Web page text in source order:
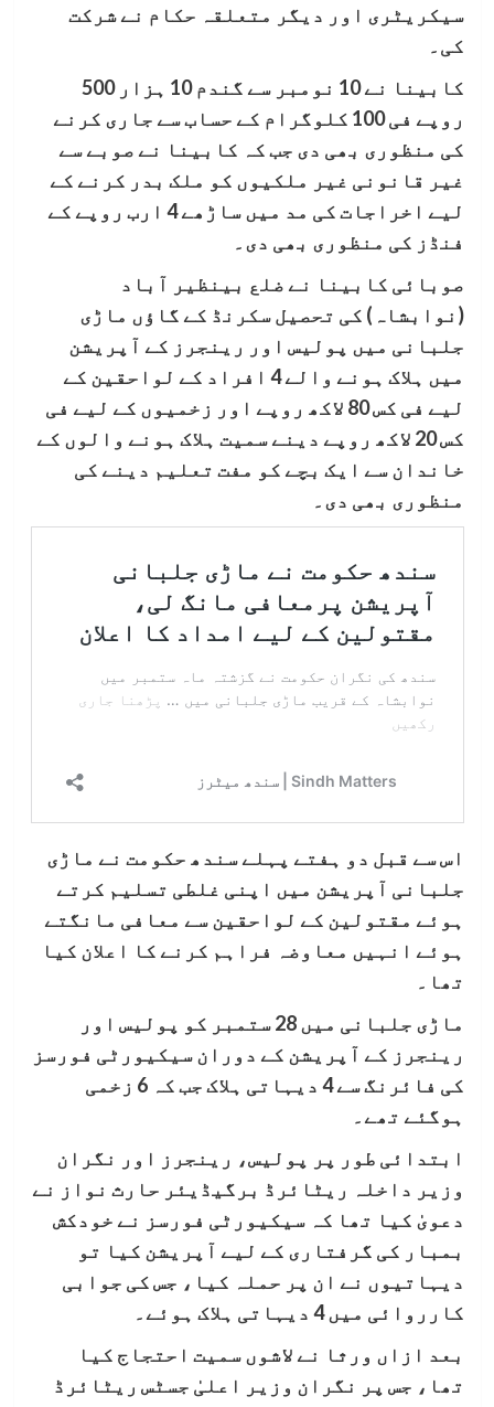
سیکریٹری اور دیگر متعلقہ حکام نے شرکت
کی۔
کابینا نے 10 نومبر سے گندم 10 ہزار 500
روپے فی 100 کلوگرام کے حساب سے جاری کرنے
کی منظوری بھی دی جب کہ کابینا نے صوبے سے
غیر قانونی غیر ملکیوں کو ملک بدر کرنے کے
لیے اخراجات کی مد میں ساڑھے 4 ارب روپے کے
فنڈز کی منظوری بھی دی۔
صوبائی کابینا نے ضلع بینظیر آباد
(نوابشاہ) کی تحصیل سکرنڈ کے گاؤں ماڑی
جلبانی میں پولیس اور رینجرز کے آپریشن
میں ہلاک ہونے والے 4 افراد کے لواحقین کے
لیے فی کس 80 لاکھ روپے اور زخمیوں کے لیے فی
کس 20 لاکھ روپے دینے سمیت ہلاک ہونے والوں کے
خاندان سے ایک بچے کو مفت تعلیم دینے کی
منظوری بھی دی۔
اس سے قبل دو ہفتے پہلے سندھ حکومت نے ماڑی
جلبانی آپریشن میں اپنی غلطی تسلیم کرتے
ہوئے مقتولین کے لواحقین سے معافی مانگتے
ہوئے انہیں معاوضہ فراہم کرنے کا اعلان کیا
تھا۔
ماڑی جلبانی میں 28 ستمبر کو پولیس اور
رینجرز کے آپریشن کے دوران سیکیورٹی فورسز
کی فائرنگ سے 4 دیہاتی ہلاک جب کہ 6 زخمی
ہوگئے تھے۔
ابتدائی طور پر پولیس، رینجرز اور نگران
وزیر داخلہ ریٹائرڈ برگیڈیئر حارث نواز نے
دعویٰ کیا تھا کہ سیکیورٹی فورسز نے خودکش
بمبار کی گرفتاری کے لیے آپریشن کیا تو
دیہاتیوں نے ان پر حملہ کیا، جس کی جوابی
کارروائی میں 4 دیہاتی ہلاک ہوئے۔
بعد ازاں ورثا نے لاشوں سمیت احتجاج کیا
تھا، جس پر نگران وزیر اعلیٰ جسٹس ریٹائرڈ